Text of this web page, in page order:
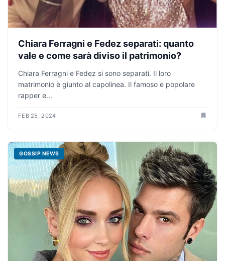
Chiara Ferragni e Fedez separati: quanto
vale e come sarà diviso il patrimonio?
Chiara Ferragni e Fedez si sono separati. Il loro
matrimonio è giunto al capolinea. Il famoso e popolare
rapper e...
FEB 25, 2024
GOSSIP NEWS